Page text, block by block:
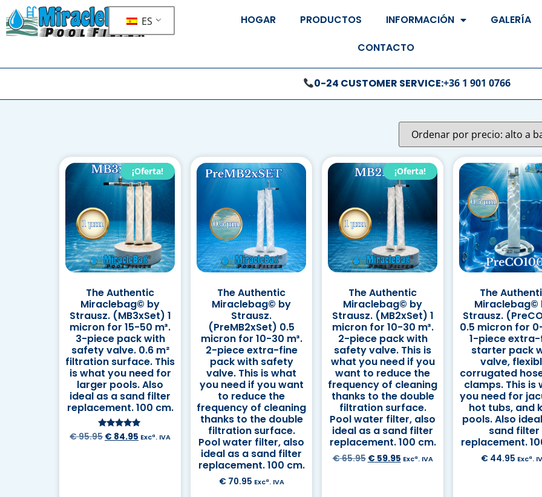
ES HOGAR PRODUCTOS INFORMACIÓN
GALERÍA
CONTACTO
0-24 CUSTOMER SERVICE:+36 1 901 0766
¡Oferta!
The Authentic
Miraclebag© by
Strausz. (MB3xSet) 1
micron for 15-50 m³.
3-piece pack with
safety valve. 0.6 m²
filtration surface. This
is what you need for
larger pools. Also
ideal as a sand filter
replacement. 100 cm.
Valorado en
5.00
€95.95 € 84.95 Excª. IVA
The Authentic
Miraclebag© by
Strausz.
(PreMB2xSet) 0.5
micron for 10-30 m³.
2-piece extra-fine
pack with safety
valve. This is what
you need if you want
to reduce the
frequency of cleaning
thanks to the double
filtration surface.
Pool water filter, also
ideal as a sand filter
replacement. 100 cm.
€70.95 Excª. IVA
¡Oferta!
The Authentic
Miraclebag© by
Strausz. (MB2xSet) 1
micron for 10-30 m³.
2-piece pack with
safety valve. This is
what you need if you
want to reduce the
frequency of cleaning
thanks to the double
filtration surface.
Pool water filter, also
ideal as a sand filter
replacement. 100 cm.
€65.95 €59.95 Excª. IVA
The
Miraclebag©
Strausz.
0.5 micron for
1-piece
starter pack
valve,
corrugated
clamps. This is
you need for
hot tubs, and
pools. Also
sand filter
replacement.
€44.95 Excª.